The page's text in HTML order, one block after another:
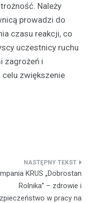
Należy
prowadzi do
czasu reakcji, co
uczestnicy ruchu
zagrożeń i
celu zwiększenie
KRUS „Dobrostan
Rolnika” – zdrowie i
w pracy na